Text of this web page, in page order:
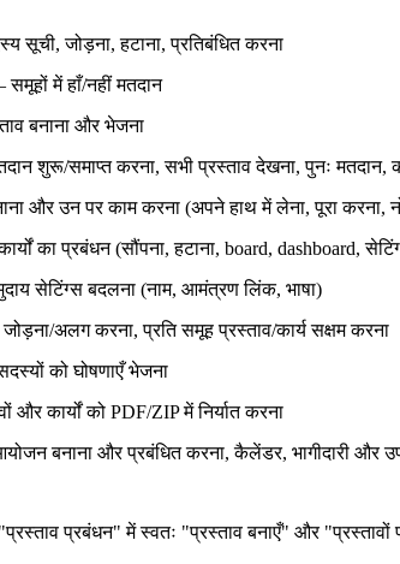
सूची, जोड़ना, हटाना, प्रतिबंधित करना
में हाँ/नहीं मतदान
बनाना और भेजना
शुरू/समाप्त करना, सभी प्रस्ताव देखना, पुनः मतदान,
और उन पर काम करना (अपने हाथ में लेना, पूरा करना,
का प्रबंधन (सौंपना, हटाना, board, dashboard,
सेटिंग्स बदलना (नाम, आमंत्रण लिंक, भाषा)
अलग करना, प्रति समूह प्रस्ताव/कार्य सक्षम करना
को घोषणाएँ भेजना
और कार्यों को PDF/ZIP में निर्यात करना
बनाना और प्रबंधित करना, कैलेंडर, भागीदारी और
"प्रस्ताव प्रबंधन" में स्वतः "प्रस्ताव बनाएँ" और